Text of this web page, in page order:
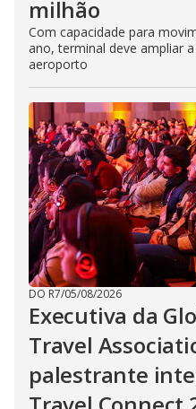
milhão
Com capacidade para
ano, terminal deve ampliar
aeroporto
DO R7/05/08/2026
Executiva da
Travel
palestrante